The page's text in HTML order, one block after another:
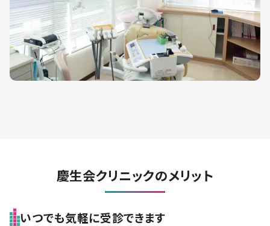
慶生会クリニックのメリット
いつでも気軽に受診できます